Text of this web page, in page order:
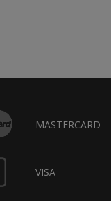
MASTERCARD
VISA